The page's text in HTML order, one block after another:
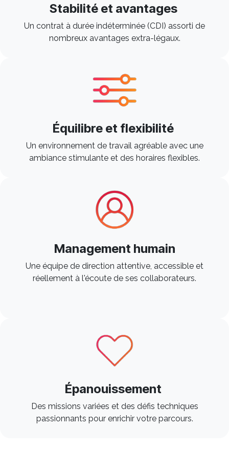
Stabilité et avantages
Un contrat à durée indéterminée (CDI) assorti de
nombreux avantages extra-légaux.
Équilibre et flexibilité
Un environnement de travail agréable avec une
ambiance stimulante et des horaires flexibles. ​
Management humain
Une équipe de direction attentive, accessible et
réellement à l'écoute de ses collaborateurs. ​
Épanouissement
Des missions variées et des défis techniques
passionnants pour enrichir votre parcours. ​